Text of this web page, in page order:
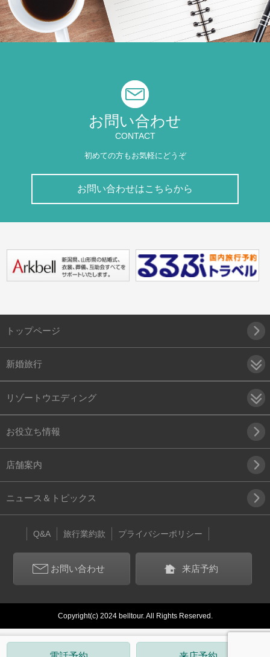
お問い合わせ
CONTACT
初めての方もお気軽にどうぞ
お問い合わせはこちらから
トップページ
新婚旅行
リゾートウエディング
お役立ち情報
店舗案内
ニュース＆トピックス
Q&A 旅行業約款 プライバシーポリシー
お問い合わせ 来店予約
Copyright(c) 2024 belltour. All Rights Reserved.